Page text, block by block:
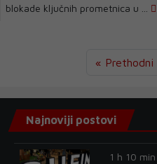
blokade ključnih prometnica u ...
« Prethodni
Najnoviji postovi
1 h 10 min